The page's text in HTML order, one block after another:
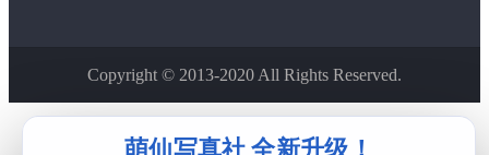
Copyright © 2013-2020 All Rights Reserved.
萌仙写真社 全新升级！